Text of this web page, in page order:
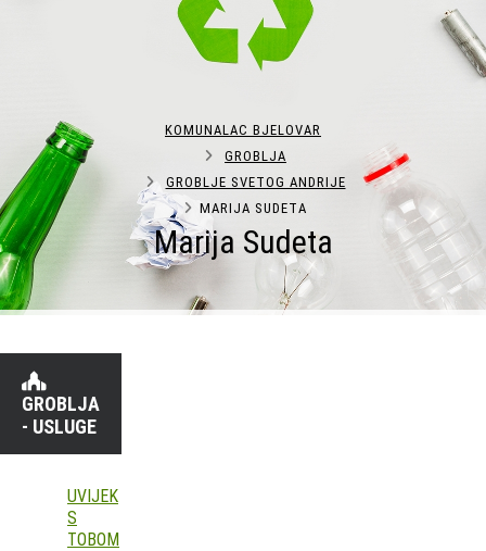
Marija Sudeta
KOMUNALAC BJELOVAR
GROBLJA
GROBLJE SVETOG ANDRIJE
MARIJA SUDETA
GROBLJA
- USLUGE
UVIJEK
S
TOBOM